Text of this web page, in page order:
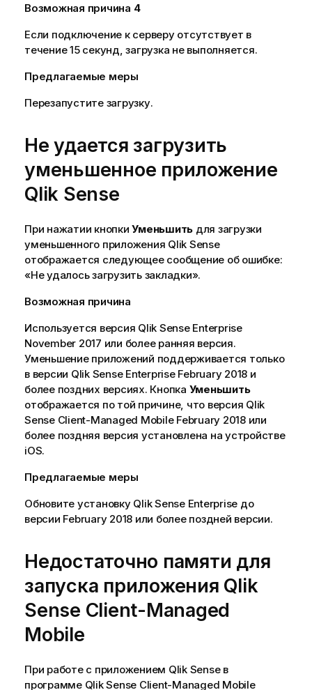
Возможная причина 4
Если подключение к серверу отсутствует в
течение 15 секунд, загрузка не выполняется.
Предлагаемые меры
Перезапустите загрузку.
Не удается загрузить
уменьшенное приложение
Qlik Sense
При нажатии кнопкиУменьшить для загрузки
уменьшенного приложения Qlik Sense
отображается следующее сообщение об ошибке:
«Не удалось загрузить закладки».
Возможная причина
Используется версия Qlik Sense Enterprise
November 2017 или более ранняя версия.
Уменьшение приложений поддерживается только
в версии Qlik Sense Enterprise February 2018 и
более поздних версиях. Кнопка Уменьшить
отображается по той причине, что версия Qlik
Sense Client-Managed Mobile February 2018или
более поздняя версия установлена на устройстве
iOS.
Предлагаемые меры
Обновите установку Qlik Sense Enterprise до
версии February 2018 или более поздней версии.
Недостаточно памяти для
запуска приложения Qlik
Sense Client-Managed
Mobile
При работе с приложением Qlik Senseв
программе Qlik Sense Client-Managed Mobile